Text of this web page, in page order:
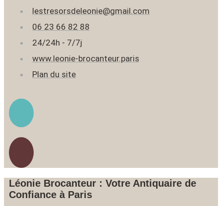
lestresorsdeleonie@gmail.com
06 23 66 82 88
24/24h - 7/7j
www.leonie-brocanteur.paris
Plan du site
Léonie Brocanteur : Votre Antiquaire de
Confiance à Paris